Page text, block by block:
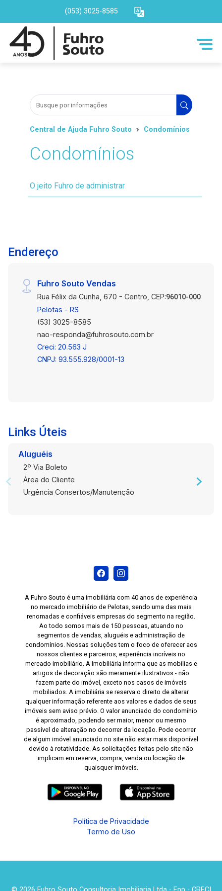
(053) 3025-8585
Central de Ajuda Fuhro Souto Condomínios
Condomínios
O jeito Fuhro de administrar
Endereço
Fuhro Souto Vendas
Rua Félix da Cunha, 670 - Centro, CEP:96010-000
Pelotas - RS
(53) 3025-8585
nao-responda@fuhrosouto.com.br
Creci: 20.563 J
CNPJ: 93.555.928/0001-13
Links Úteis
Aluguéis
2º Via Boleto
Área do Cliente
Urgência Consertos/Manutenção
A Fuhro Souto é uma imobiliária com 40 anos de experiência
no mercado imobiliário de Pelotas, sendo uma das mais
renomadas e confiáveis empresas do segmento na região.
Ao todo somos mais de 150 pessoas, atuando no
segmentos de vendas, aluguéis e administração de
condomínios. Nossas soluções tem o foco de oferecer aos
nossos clientes e parceiros, experiência incríveis no
mercado imobiliário. A Imobiliária informa que as mobílias e
artigos de decoração são meramente ilustrativos - não
fazem parte do imóvel, exceto nos casos de imóveis
mobiliados. A imobiliária se reserva o direito de alterar
qualquer informação referente aos valores e dados de seus
imóveis sem aviso prévio. O valor anunciado do condomínio
é aproximado, podendo ser maior, menor ou mesmo
passível de alteração no decorrer da locação. Pode ocorrer
de algum imóvel anunciado no site não estar mais disponível
devido à rotatividade. As solicitações feitas pelo site não
implicam em reserva, compra, venda ou locação de
quaisquer imóveis.
Política de Privacidade
Termo de Uso